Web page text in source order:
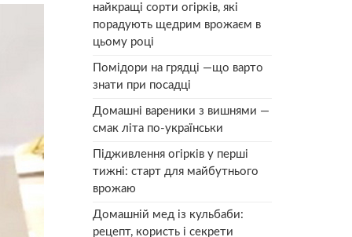
найкращі сорти огірків, які
порадують щедрим врожаєм в
цьому році
Помідори на грядці —що варто
знати при посадці
Домашні вареники з вишнями —
смак літа по-українськи
Підживлення огірків у перші
тижні: старт для майбутнього
врожаю
Домашній мед із кульбаби:
рецепт, користь і секрети